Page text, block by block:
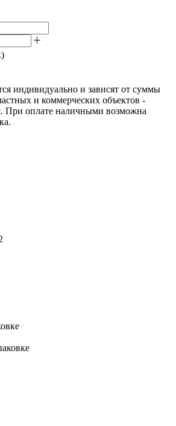
индивидуально и зависят от суммы
и коммерческих объектов -
При оплате наличными возможна